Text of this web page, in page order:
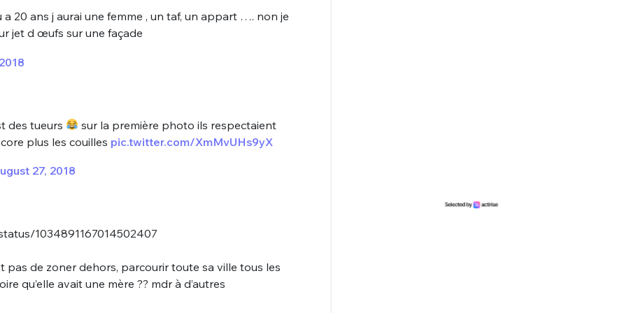
a 20 ans j aurai une femme , un taf, un appart …. non je
jet d œufs sur une façade
des tueurs
sur la première photo ils respectaient
plus les couilles pic.twitter.com/XmMvUHs9yX
27, 2018
1034891167014502407
pas de zoner dehors, parcourir toute sa ville tous les
qu’elle avait une mère ?? mdr à d’autres